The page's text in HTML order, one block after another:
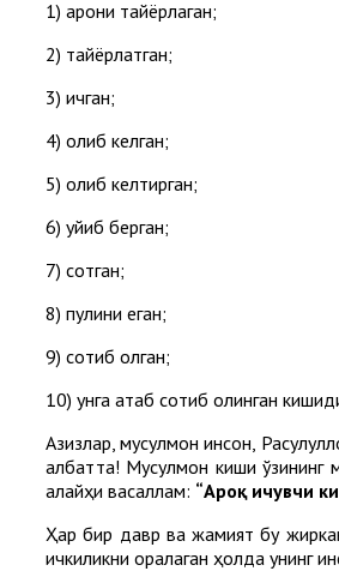
1) ароқни тайёрлаган;
2) тайёрлатган;
3) ичган;
4) олиб келган;
5) олиб келтирган;
6) қуйиб берган;
7) сотган;
8) пулини еган;
9) сотиб олган;
10) унга атаб сотиб олинган
Азизлар, мусулмон инсон,
албатта! Мусулмон киши ўзининг
алайҳи васаллам: “Ароқ ичувчи
Ҳар бир давр ва жамият бу
ичкиликни қоралаган ҳолда унинг